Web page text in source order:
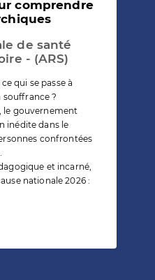
comprendre
de santé
- (ARS)
qui se passe à
souffrance ?
le gouvernement
inédite dans le
confrontées
et incarné,
nationale 2026 :